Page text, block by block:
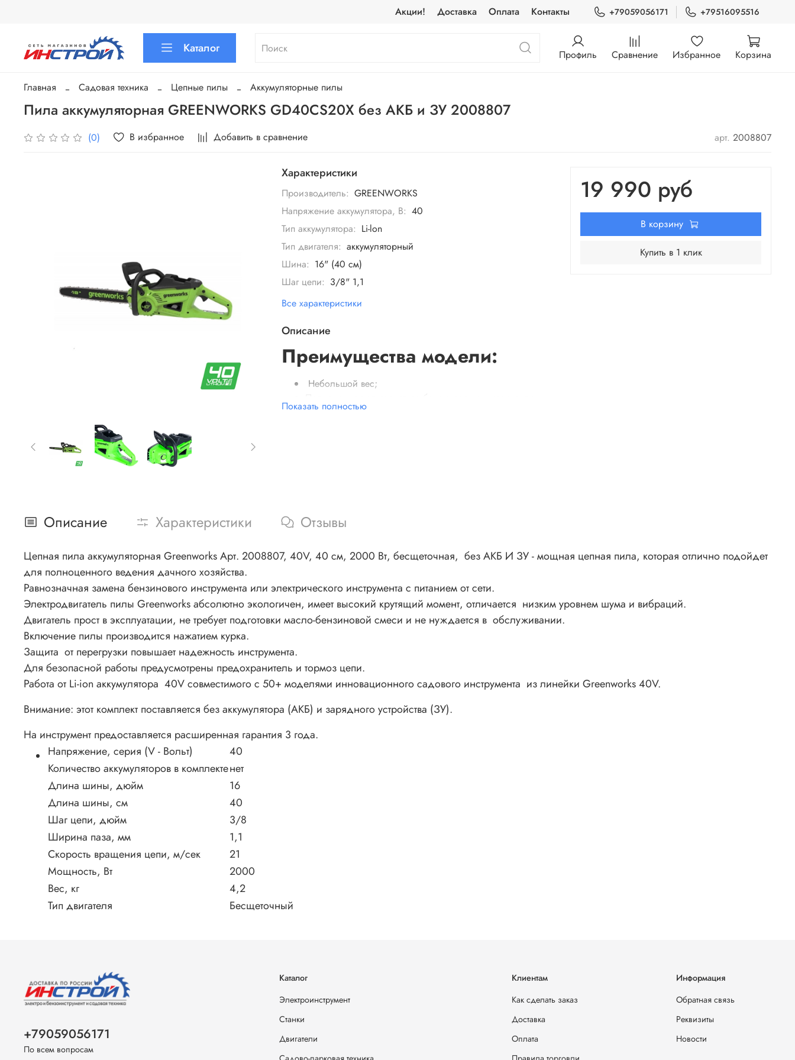
Акции! Доставка Оплата Контакты +79059056171 +79516095516
Каталог Профиль Сравнение Избранное Корзина
Главная Садовая техника Цепные пилы Аккумуляторные пилы
Пила аккумуляторная GREENWORKS GD40CS20X без АКБ и ЗУ 2008807
(0) В избранное Добавить в сравнение арт. 2008807
Характеристики
Производитель: GREENWORKS
Напряжение аккумулятора, В: 40
Тип аккумулятора: Li-lon
Тип двигателя: аккумуляторный
Шина: 16" (40 см)
Шаг цепи: 3/8" 1,1
Все характеристики
Описание
Преимущества модели:
Небольшой вес;
Без бензина и проводов, без выхлопов и шума;
Механический тормоз;
Автоматическая смазка цепи;
Автоматическая смазка цепи;
Предохранитель от случайного включения и тормоз цепи
для безопасной работы;
линейки Greenworks 40V;
Расширенная гарантия на инструмент 3 года.
Показать полностью
19 990 руб
В корзину
Купить в 1 клик
Описание Характеристики Отзывы
Цепная пила аккумуляторная Greenworks Арт. 2008807, 40V, 40 см, 2000 Вт, бесщеточная, без АКБ И ЗУ - мощная цепная пила, которая отлично подойдет
для полноценного ведения дачного хозяйства.
Равнозначная замена бензинового инструмента или электрического инструмента с питанием от сети.
Электродвигатель пилы Greenworks абсолютно экологичен, имеет высокий крутящий момент, отличается низким уровнем шума и вибраций.
Двигатель прост в эксплуатации, не требует подготовки масло-бензиновой смеси и не нуждается в обслуживании.
Включение пилы производится нажатием курка.
Защита от перегрузки повышает надежность инструмента.
Для безопасной работы предусмотрены предохранитель и тормоз цепи.
Работа от Li-ion аккумулятора 40V совместимого с 50+ моделями инновационного садового инструмента из линейки Greenworks 40V.
Внимание: этот комплект поставляется без аккумулятора (АКБ) и зарядного устройства (ЗУ).
На инструмент предоставляется расширенная гарантия 3 года.
Напряжение, серия (V - Вольт)
40
Количество аккумуляторов в комплектенет
Длина шины, дюйм
16
Длина шины, см
40
Шаг цепи, дюйм
3/8
Ширина паза, мм
1,1
Скорость вращения цепи, м/сек
21
Мощность, Вт
2000
Вес, кг
4,2
Тип двигателя
Бесщеточный
Каталог
Электроинструмент
Станки
Двигатели
Клиентам
Как сделать заказ
Доставка
Оплата
Информация
Обратная связь
Реквизиты
Новости
+79059056171
По всем вопросам